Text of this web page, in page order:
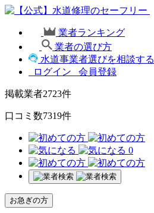
業者ランキング
業者の選び方
水道事業者選びを相談する
ログイン
会員登録
掲載業者2723件
口コミ数7319件
0
お急ぎの方